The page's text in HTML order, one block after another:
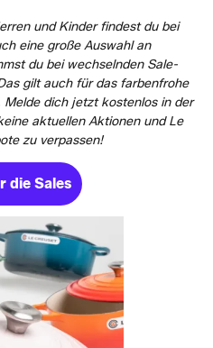
und Kinder findest du bei
eine große Auswahl an
du bei wechselnden Sale-
gilt auch für das farbenfrohe
dich jetzt kostenlos in der
aktuellen Aktionen und Le
zu verpassen!
die Sales